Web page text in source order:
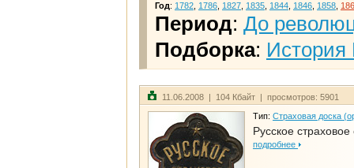
Год: 1782 1786 1827 1835 1844 1846 1858
Период: До
Подборка: История
11.06.2008 | 104 Кбайт | просмотров: 5901
Тип: Страховая доска
Русское
подробнее